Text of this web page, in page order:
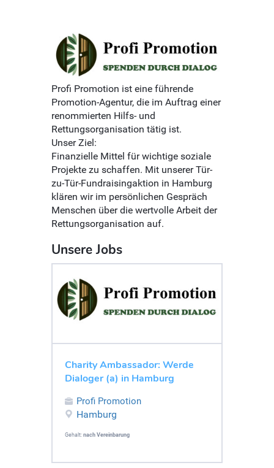
Profi Promotion ist eine führende
Promotion-Agentur, die im Auftrag einer
renommierten Hilfs- und
Rettungsorganisation tätig ist.
Unser Ziel:
Finanzielle Mittel für wichtige soziale
Projekte zu schaffen. Mit unserer Tür-
zu-Tür-Fundraisingaktion in Hamburg
klären wir im persönlichen Gespräch
Menschen über die wertvolle Arbeit der
Rettungsorganisation auf.
Unsere Jobs
Charity Ambassador: Werde
Dialoger (a) in Hamburg
Profi Promotion
Hamburg
Gehalt: nach Vereinbarung